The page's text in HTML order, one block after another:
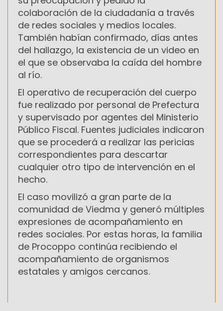
colaboración de la ciudadanía a través
de redes sociales y medios locales.
También habían confirmado, días antes
del hallazgo, la existencia de un video en
el que se observaba la caída del hombre
al río.
El operativo de recuperación del cuerpo
fue realizado por personal de Prefectura
y supervisado por agentes del Ministerio
Público Fiscal. Fuentes judiciales indicaron
que se procederá a realizar las pericias
correspondientes para descartar
cualquier otro tipo de intervención en el
hecho.
El caso movilizó a gran parte de la
comunidad de Viedma y generó múltiples
expresiones de acompañamiento en
redes sociales. Por estas horas, la familia
de Procoppo continúa recibiendo el
acompañamiento de organismos
estatales y amigos cercanos.